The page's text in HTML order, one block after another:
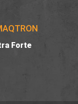
Forte